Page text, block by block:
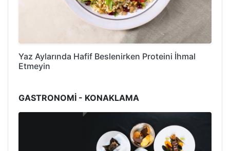
Yaz Aylarında Hafif Beslenirken Proteini İhmal
Etmeyin
GASTRONOMİ - KONAKLAMA